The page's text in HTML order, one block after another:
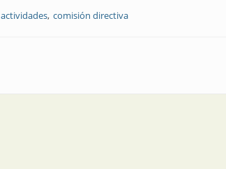
actividades comisión directiva